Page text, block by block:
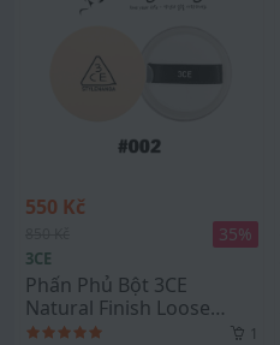
550 Kč
35%
3CE
Phấn Phủ Bột 3CE
Natural Finish Loose
Powder #002
1